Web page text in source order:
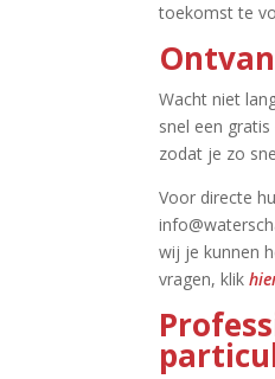
toekomst te
Wacht niet
snel een
zodat je zo
Voor directe
wij je kunnen
vragen, klik